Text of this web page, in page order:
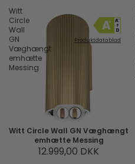
Witt
Circle
Wall
GN
Væghængt
emhætte
Messing
Produktdatablad
Witt Circle Wall GN Væghængt
emhætte Messing
12.999,00 DKK